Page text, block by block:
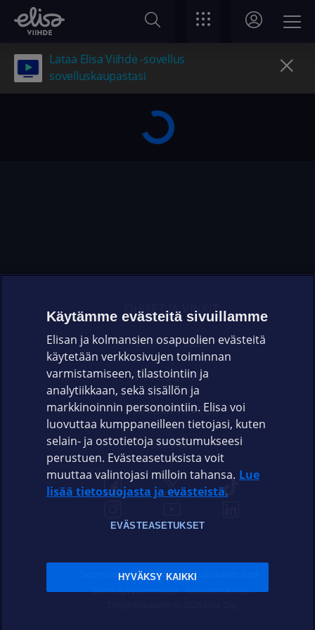
Lataa Elisa Viihde -sovellus
sovelluskaupastasi
OHJEET JA VINKIT
OMAYHTEISÖ
VIANSELVITYS
ASIAKASPALVELU
ELISA.FI
Sopimusehdot Tietosuoja Evästeasetukset
Sääntelyviranomaiset Saavutettavuus
Käytämme evästeitä sivuillamme
Elisan ja kolmansien osapuolien evästeitä
käytetään verkkosivujen toiminnan
varmistamiseen, tilastointiin ja
analytiikkaan, sekä sisällön ja
markkinoinnin personointiin. Elisa voi
luovuttaa kumppaneilleen tietojasi, kuten
selain- ja ostotietoja suostumukseesi
perustuen. Evästeasetuksista voit
muuttaa valintojasi milloin tahansa. Lue
lisää tietosuojasta ja evästeistä.
EVÄSTEASETUKSET
HYVÄKSY KAIKKI